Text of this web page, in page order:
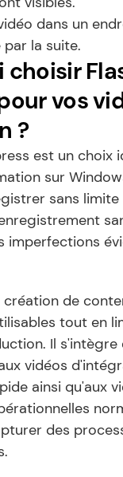
dans un
la suite.
choisir
vos
?
est un choix
sur
sans limite
imperfections
création de
tout en
Il s'intègre
vidéos
ainsi qu'aux
des